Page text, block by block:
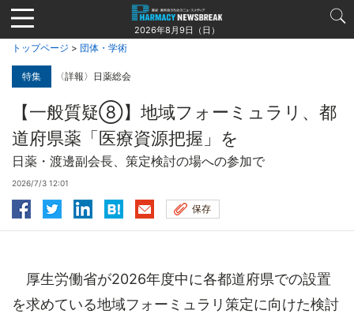
Jump
to
navigation
2026年8月9日（日）
トップページ > 団体・学術
特集 〈詳報〉日薬総会
【一般質疑⑧】地域フォーミュラリ、都
道府県薬「医療資源把握」を
日薬・渡邊副会長、策定検討の場への参加で
2026/7/3 12:01
保存
厚生労働省が2026年度中に各都道府県での設置
を求めている地域フォーミュラリ策定に向けた検討